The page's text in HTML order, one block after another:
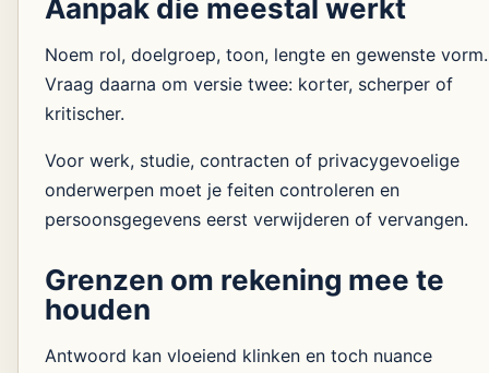
Aanpak die meestal werkt
Noem rol, doelgroep, toon, lengte en gewenste vorm.
Vraag daarna om versie twee: korter, scherper of
kritischer.
Voor werk, studie, contracten of privacygevoelige
onderwerpen moet je feiten controleren en
persoonsgegevens eerst verwijderen of vervangen.
Grenzen om rekening mee te
houden
Antwoord kan vloeiend klinken en toch nuance